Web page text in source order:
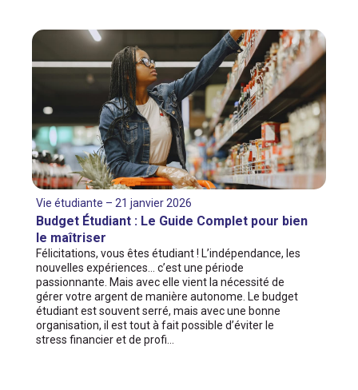
Vie étudiante – 21 janvier 2026
Budget Étudiant : Le Guide Complet pour bien
le maîtriser
Félicitations, vous êtes étudiant ! L’indépendance, les
nouvelles expériences… c’est une période
passionnante. Mais avec elle vient la nécessité de
gérer votre argent de manière autonome. Le budget
étudiant est souvent serré, mais avec une bonne
organisation, il est tout à fait possible d’éviter le
stress financier et de profi…